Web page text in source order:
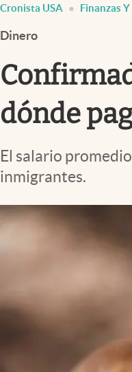
Streaming
PC y mobile
Cronista USA Finanzas
Dinero
dónde
El salario
inmigrantes.